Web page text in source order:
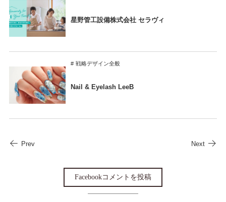
星野管工設備株式会社 セラヴィ
戦略デザイン全般
Nail & Eyelash LeeB
Prev Next
Facebookコメントを投稿